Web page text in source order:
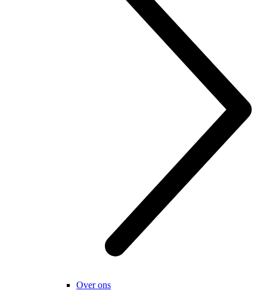
Over ons